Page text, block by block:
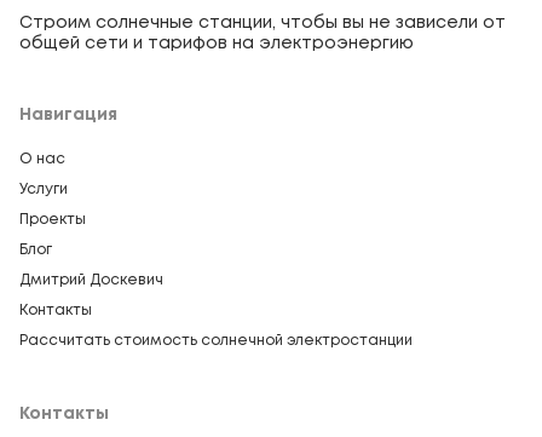
Строим солнечные станции, чтобы вы не зависели от
общей сети и тарифов на электроэнергию
Навигация
О нас
Услуги
Проекты
Блог
Дмитрий Доскевич
Контакты
Рассчитать стоимость солнечной электростанции
Контакты